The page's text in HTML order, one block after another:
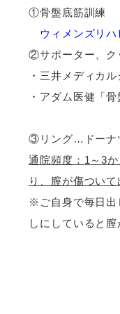
①骨盤底筋訓練
ウィメンズリ
②サポーター、
・三井メディカ
・アダム医健「
③リング…ドーナ
通院頻度： 1 ～3か
り、膣が傷つい
※ご自身で毎日出
しにしていると